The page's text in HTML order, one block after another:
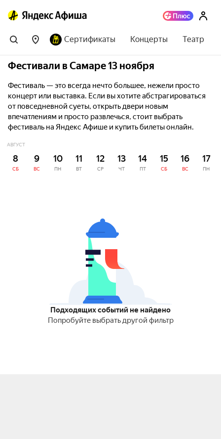
Сертификаты Концерты Театр
Фестивали в Самаре 13 ноября
Фестиваль — это всегда нечто большее, нежели просто
концерт или выставка. Если вы хотите абстрагироваться
от повседневной суеты, открыть двери новым
впечатлениям и просто развлечься, стоит выбрать
фестиваль на Яндекс Афише и купить билеты онлайн.
АВГУСТ
8
СБ
9
ВС
10
ПН
11
ВТ
12
СР
13
ЧТ
14
ПТ
15
СБ
16
ВС
17
ПН
Подходящих событий не найдено
Попробуйте выбрать другой фильтр